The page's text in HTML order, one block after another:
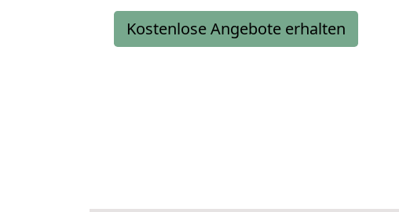
Kostenlose Angebote erhalten